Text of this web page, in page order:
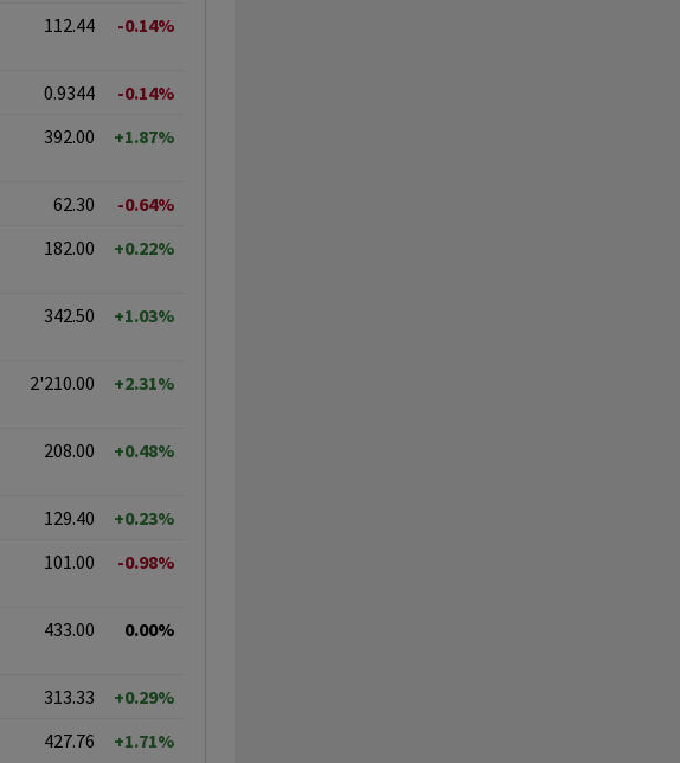
112.44 -0.14%
0.9344
-0.14%
392.00 +1.87%
62.30
-0.64%
182.00 +0.22%
342.50 +1.03%
2'210.00 +2.31%
208.00 +0.48%
129.40
+0.23%
101.00 -0.98%
433.00 0.00%
313.33
+0.29%
427.76 +1.71%